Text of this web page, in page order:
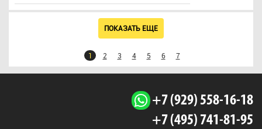
ПОКАЗАТЬ ЕЩЕ
1 2 3 4 5 6 7
+7 (929) 558-16-18
+7 (495) 741-81-95